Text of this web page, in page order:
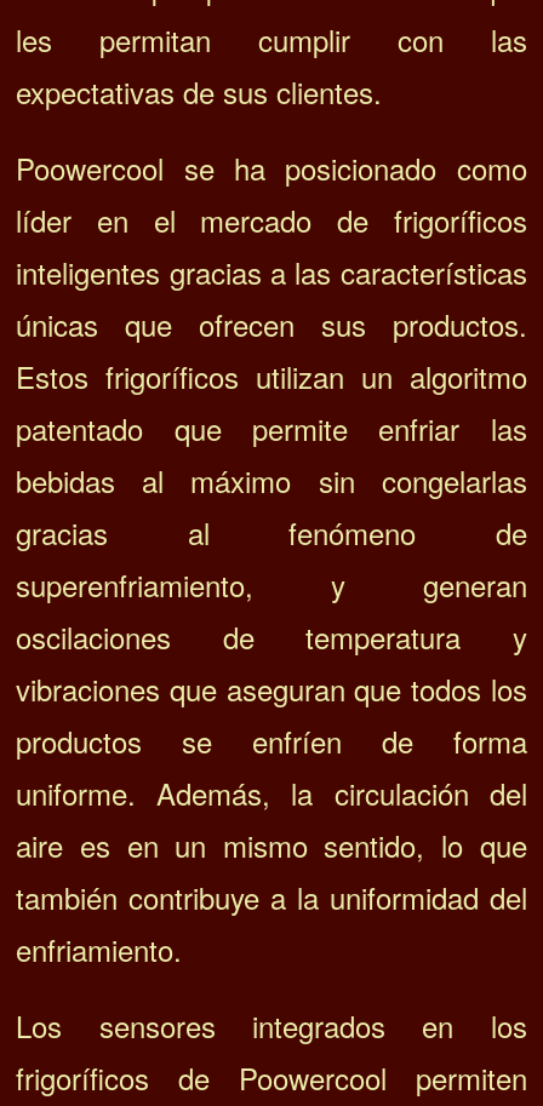
les permitan cumplir con las
expectativas de sus clientes.
Poowercool se ha posicionado como
líder en el mercado de frigoríficos
inteligentes gracias a las características
únicas que ofrecen sus productos.
Estos frigoríficos utilizan un algoritmo
patentado que permite enfriar las
bebidas al máximo sin congelarlas
gracias al fenómeno de
superenfriamiento, y generan
oscilaciones de temperatura y
vibraciones que aseguran que todos los
productos se enfríen de forma
uniforme. Además, la circulación del
aire es en un mismo sentido, lo que
también contribuye a la uniformidad del
enfriamiento.
Los sensores integrados en los
frigoríficos de Poowercool permiten